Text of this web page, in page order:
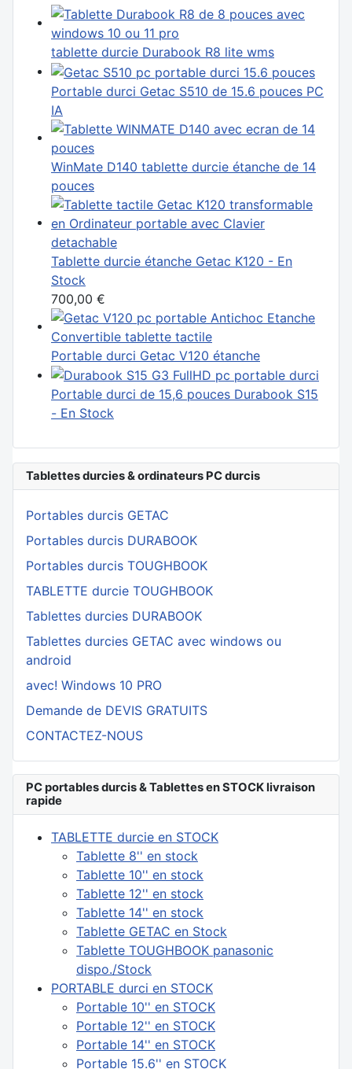
Tablettes durcies & ordinateurs PC durcis
Portables durcis GETAC
Portables durcis DURABOOK
Portables durcis TOUGHBOOK
TABLETTE durcie TOUGHBOOK
Tablettes durcies DURABOOK
Tablettes durcies GETAC avec windows ou
android
avec! Windows 10 PRO
Demande de DEVIS GRATUITS
CONTACTEZ-NOUS
PC portables durcis & Tablettes en STOCK livraison
rapide
TABLETTE durcie en STOCK
Tablette 8'' en stock
Tablette 10'' en stock
Tablette 12'' en stock
Tablette 14'' en stock
Tablette GETAC en Stock
Tablette TOUGHBOOK panasonic
dispo./Stock
PORTABLE durci en STOCK
Portable 10'' en STOCK
Portable 12'' en STOCK
Portable 14'' en STOCK
Portable 15.6'' en STOCK
tablette durcie Durabook R8 lite wms
Portable durci Getac S510 de 15.6 pouces PC
IA
WinMate D140 tablette durcie étanche de 14
pouces
Tablette durcie étanche Getac K120 - En
Stock
700,00 €
Portable durci Getac V120 étanche
Portable durci de 15,6 pouces Durabook S15
- En Stock